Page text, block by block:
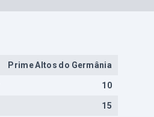
Prime Altos do Germânia
10
15